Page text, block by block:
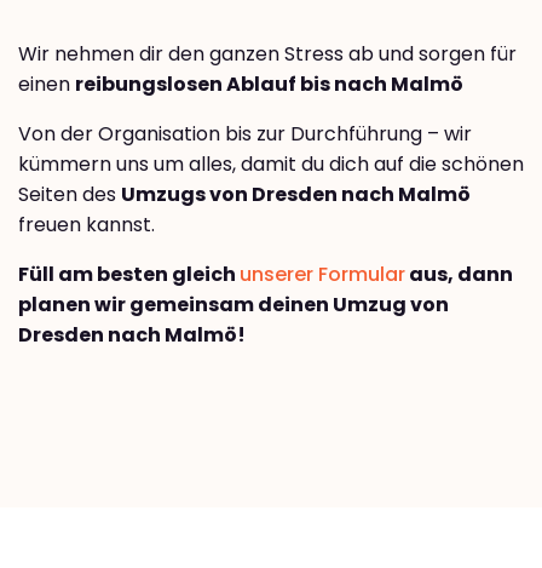
Wir nehmen dir den ganzen Stress ab und sorgen für
einen reibungslosen Ablauf bis nach Malmö
Von der Organisation bis zur Durchführung – wir
kümmern uns um alles, damit du dich auf die schönen
Seiten des Umzugs von Dresden nach Malmö
freuen kannst.
Füll am besten gleich unserer Formularaus, dann
planen wir gemeinsam deinen Umzug von
Dresden nach Malmö!